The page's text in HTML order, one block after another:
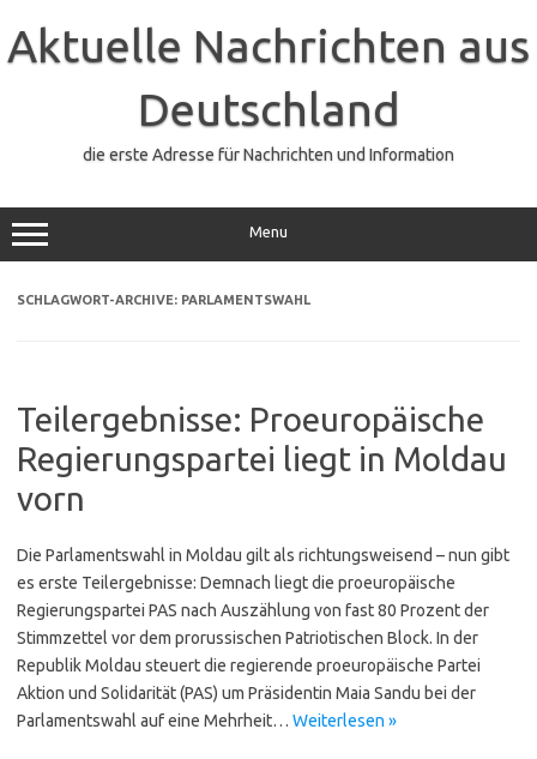
springen
Aktuelle Nachrichten aus
Deutschland
die erste Adresse für Nachrichten und Information
Menu
SCHLAGWORT-ARCHIVE: PARLAMENTSWAHL
Teilergebnisse: Proeuropäische
Regierungspartei liegt in Moldau
vorn
Die Parlamentswahl in Moldau gilt als richtungsweisend – nun gibt
es erste Teilergebnisse: Demnach liegt die proeuropäische
Regierungspartei PAS nach Auszählung von fast 80 Prozent der
Stimmzettel vor dem prorussischen Patriotischen Block. In der
Republik Moldau steuert die regierende proeuropäische Partei
Aktion und Solidarität (PAS) um Präsidentin Maia Sandu bei der
Parlamentswahl auf eine Mehrheit… Weiterlesen »